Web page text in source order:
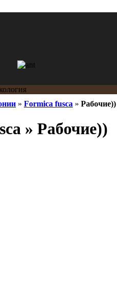
» Formica fusca » Рабочие))
» Рабочие))